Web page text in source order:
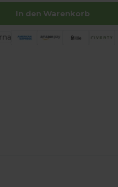
In den Warenkorb